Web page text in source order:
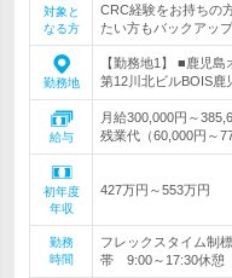
対象と
なる方
CRC経験をお持ちの
たい方もバックアッ
勤務地
【勤務地1】 ■鹿児
第12川北ビルBOIS鹿
給与
月給300,000円～
残業代（60,000円～
初年度
年収
427万円～553万円
勤務
時間
フレックスタイム制
帯 9:00～17:30休憩